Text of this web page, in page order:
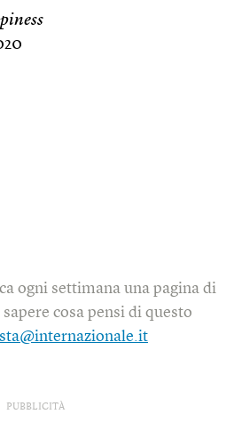
ogni settimana una pagina di
cosa pensi di questo
PUBBLICITÀ